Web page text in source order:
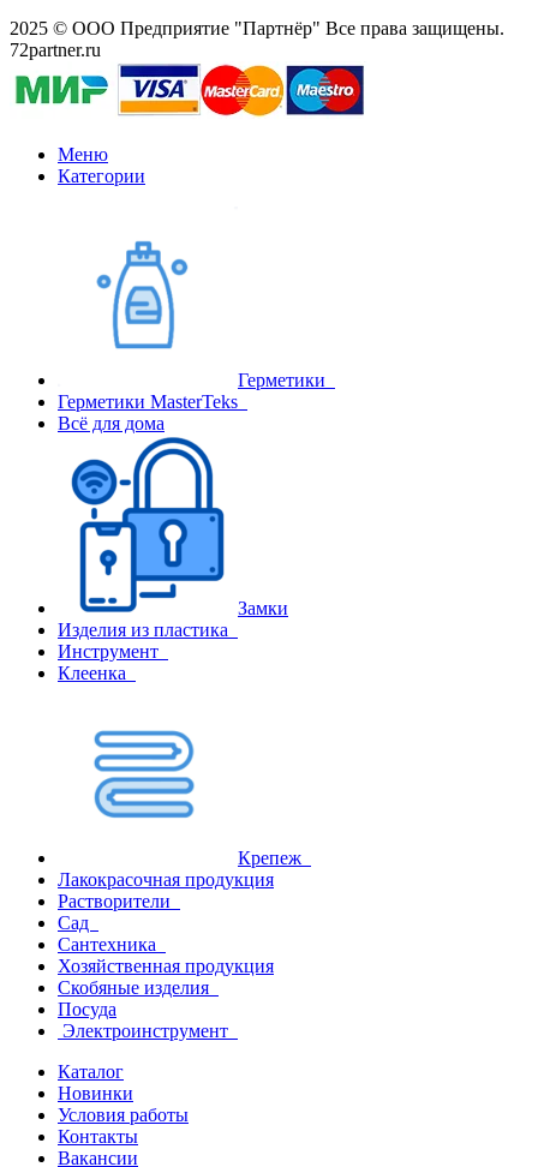
2025 © ООО Предприятие "Партнёр" Все права защищены.
72partner.ru
Меню
Категории
Герметики
Герметики MasterTeks
Всё для дома
Замки
Изделия из пластика
Инструмент
Клеенка
Крепеж
Лакокрасочная продукция
Растворители
Сад
Сантехника
Хозяйственная продукция
Скобяные изделия
Посуда
Электроинструмент
Каталог
Новинки
Условия работы
Контакты
Вакансии